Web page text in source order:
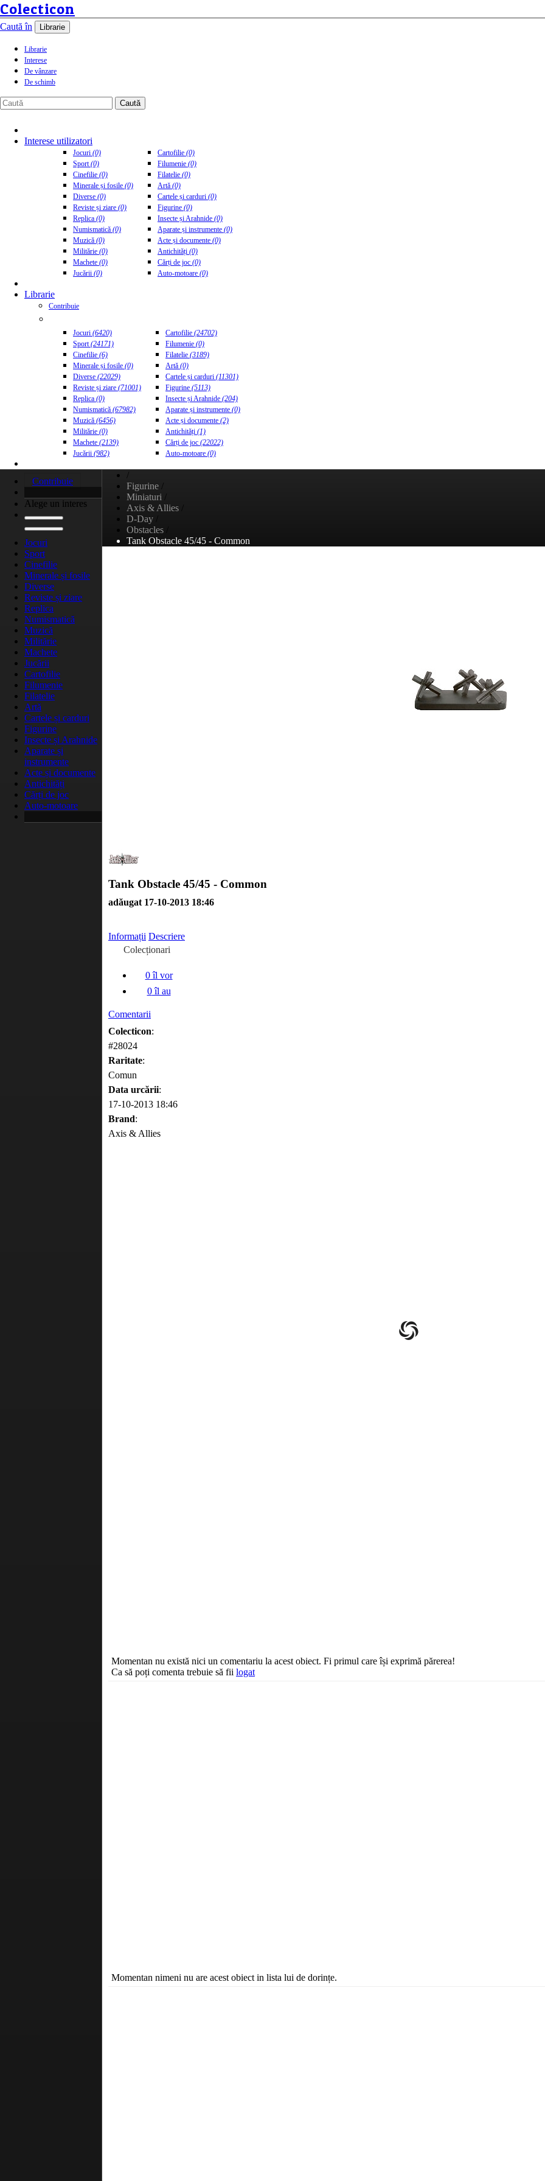
Colecticon
Caută în Librarie
Librarie
Interese
De vânzare
De schimb
Caută
Interese utilizatori
Jocuri (0)
Sport(0)
Cinefilie (0)
Minerale și fosile (0)
Diverse (0)
Reviste și ziare (0)
Replica (0)
Numismatică (0)
Muzică (0)
Militărie (0)
Machete (0)
Jucării (0)
Cartofilie (0)
Filumenie (0)
Filatelie (0)
Artă (0)
Cartele și carduri (0)
Figurine (0)
Insecte și Arahnide (0)
Aparate și instrumente (0)
Acte și documente (0)
Antichități (0)
Cărți de joc (0)
Auto-motoare (0)
Librarie
Contribuie
Jocuri (6420)
Sport(24171)
Cinefilie (6)
Minerale și fosile (0)
Diverse (22029)
Reviste și ziare (71001)
Replica (0)
Numismatică (67982)
Muzică (6456)
Militărie (0)
Machete (2139)
Jucării (982)
Cartofilie (24702)
Filumenie (0)
Filatelie (3189)
Artă (0)
Cartele și carduri (11301)
Figurine (5113)
Insecte și Arahnide (204)
Aparate și instrumente (0)
Acte și documente (2)
Antichități (1)
Cărți de joc (22022)
Auto-motoare (0)
Contribuie
Alege un interes
Jocuri
Sport
Cinefilie
Minerale și fosile
Diverse
Reviste și ziare
Replica
Numismatică
Muzică
Militărie
Machete
Jucării
Cartofilie
Filumenie
Filatelie
Artă
Cartele și carduri
Figurine
Insecte și Arahnide
Aparate și
instrumente
Acte și documente
Antichități
Cărți de joc
Auto-motoare
/
Figurine /
Miniaturi
Axis & Allies
D-Day
Obstacles
Tank Obstacle 45/45 - Common
Tank Obstacle 45/45 - Common
adăugat 17-10-2013 18:46
Informații Descriere
Colecționari
0îl vor
0îl au
Comentarii
Colecticon:
#28024
Raritate:
Comun
Data urcării:
17-10-2013 18:46
Brand:
Axis & Allies
Momentan nu există nici un comentariu la acest obiect. Fi primul care își exprimă părerea!
Ca să poți comenta trebuie să fii logat
Momentan nimeni nu are acest obiect in lista lui de dorințe.